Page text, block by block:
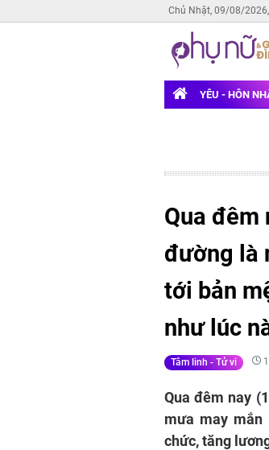
Chủ Nhật, 09/08/
YÊU - HÔN
Qua đêm
đường là
tới bản
như lúc
Tâm linh - Tử vi
Qua đêm nay
mưa may mắn
chức, tăng